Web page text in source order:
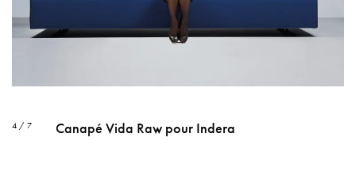
4 / 7 Canapé Vida Raw pour Indera